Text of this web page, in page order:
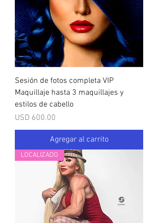
Sesión de fotos completa VIP
Maquillaje hasta 3 maquillajes y
estilos de cabello
Precio
USD 600.00
Agregar al carrito
LOCALIZADO